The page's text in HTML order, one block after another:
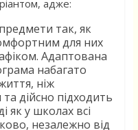
адже:
так, як
для них
Адаптована
набагато
ніж
дійсно підходить
як у школах всі
незалежно від